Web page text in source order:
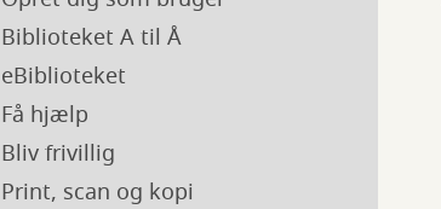
Biblioteket A til Å
eBiblioteket
Få hjælp
Bliv frivillig
Print, scan og kopi